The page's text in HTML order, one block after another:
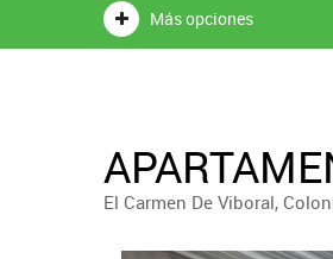
Más opciones
El Carmen De Viboral,